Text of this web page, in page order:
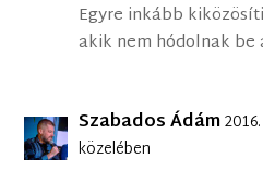
Egyre inkább
akik nem hódolnak be
Szabados Ádám
közelében